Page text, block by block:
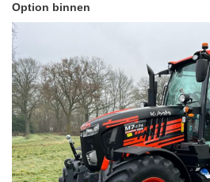
Option binnen